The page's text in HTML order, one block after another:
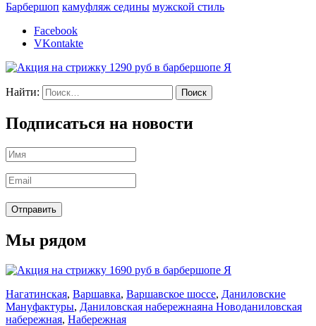
Барбершоп камуфляж седины мужской стиль
Facebook
VKontakte
Найти:
Подписаться на новости
Мы рядом
Нагатинская, Варшавка, Варшавское шоссе, Даниловские
Мануфактуры, Даниловская набережнаяна Новоданиловская
набережная, Набережная